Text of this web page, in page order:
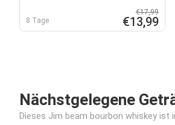
8 Tage
€17,99
€13,99
Nächstgelegene
Dieses Jim beam bourbon whiskey ist